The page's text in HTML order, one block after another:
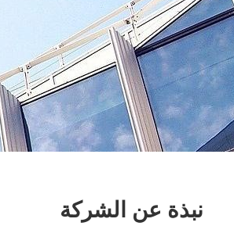
نبذة عن الشركة